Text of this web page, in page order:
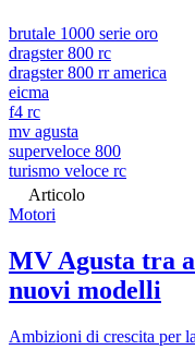
brutale 1000 serie oro
dragster 800 rc
dragster 800 rr america
eicma
f4 rc
mv agusta
superveloce 800
turismo veloce rc
Articolo
Motori
MV Agusta tra
nuovi modelli
Ambizioni di crescita per